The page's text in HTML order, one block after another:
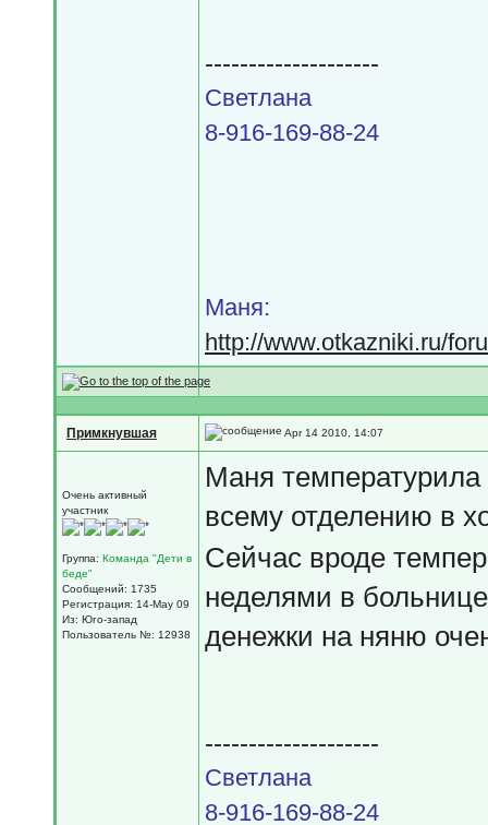
--------------------
Светлана
8-916-169-88-24
Маня:
http://www.otkazniki.ru/
Примкнувшая Apr 14 2010, 14:07
Очень активный
участник
Группа: Команда "Дети в
беде"
Сообщений: 1735
Регистрация: 14-May 09
Из: Юго-запад
Пользователь №: 12938
Маня температурила
всему отделению в
Сейчас вроде
неделями в
денежки на няню
--------------------
Светлана
8-916-169-88-24